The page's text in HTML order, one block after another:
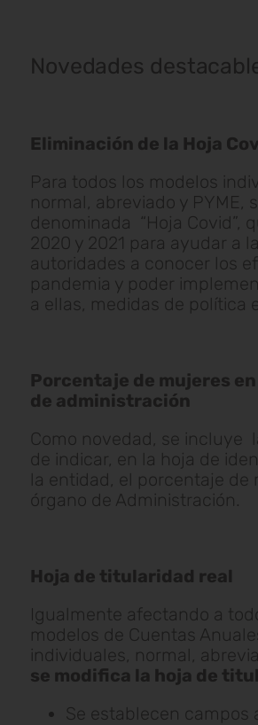
Novedades
Eliminación de la Hoja
Para todos los modelos
normal, abreviado y PYME,
denominada “Hoja Covid”,
2020 y 2021 para ayudar a
autoridades a conocer los
pandemia y poder
a ellas, medidas de política
Porcentaje de mujeres
de administración
Como novedad, se incluye
de indicar, en la hoja de
la entidad, el porcentaje de
órgano de Administración.
Hoja de titularidad real
Igualmente afectando a
modelos de Cuentas
individuales, normal,
se modifica la hoja de
Se establecen campos